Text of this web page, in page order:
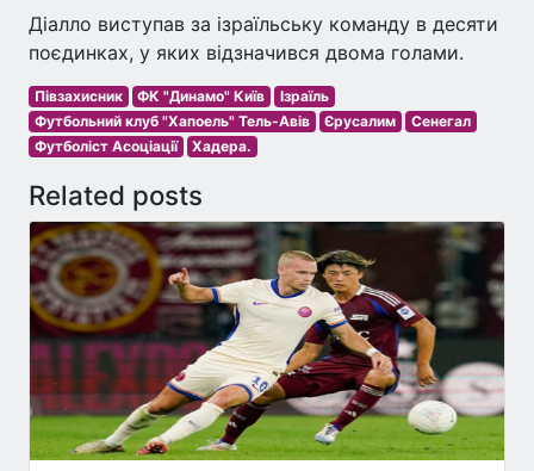
Діалло виступав за ізраїльську команду в десяти
поєдинках, у яких відзначився двома голами.
Півзахисник ФК "Динамо" Київ
Ізраїль
Футбольний клуб "Хапоель" Тель-Авів
Єрусалим
Сенегал
Футболіст Асоціації
Хадера.
Related posts